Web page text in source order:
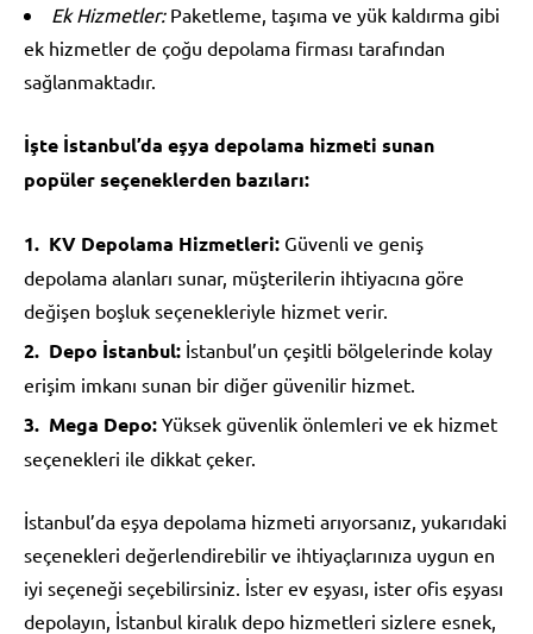
Ek Hizmetler:Paketleme, taşıma ve yük kaldırma gibi
ek hizmetler de çoğu depolama firması tarafından
sağlanmaktadır.
İşte İstanbul’da eşya depolama hizmeti sunan
popüler seçeneklerden bazıları:
KV Depolama Hizmetleri: Güvenli ve geniş
depolama alanları sunar, müşterilerin ihtiyacına göre
değişen boşluk seçenekleriyle hizmet verir.
Depo İstanbul: İstanbul’un çeşitli bölgelerinde kolay
erişim imkanı sunan bir diğer güvenilir hizmet.
Mega Depo: Yüksek güvenlik önlemleri ve ek hizmet
seçenekleri ile dikkat çeker.
İstanbul’da eşya depolama hizmeti arıyorsanız, yukarıdaki
seçenekleri değerlendirebilir ve ihtiyaçlarınıza uygun en
iyi seçeneği seçebilirsiniz. İster ev eşyası, ister ofis eşyası
depolayın, İstanbul kiralık depo hizmetleri sizlere esnek,